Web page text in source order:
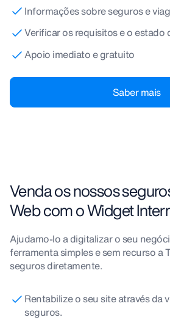
Informações sobre seguros e
Verificar os requisitos e o estado
Apoio imediato e gratuito
Saber mais
Venda os nossos
Web com o Widget
Ajudamo-lo a digitalizar o seu
ferramenta simples e sem recurso a
seguros diretamente.
Rentabilize o seu site através da
seguros.